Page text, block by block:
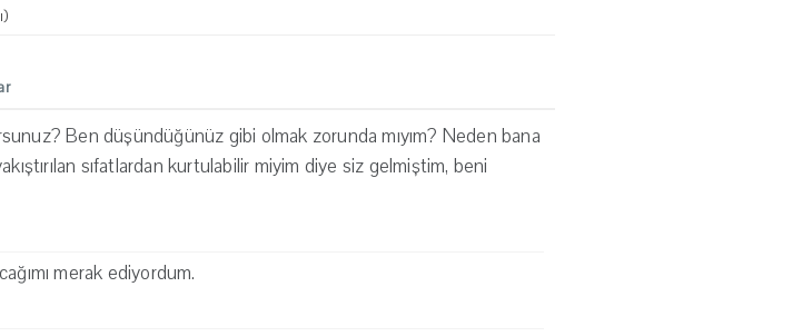
Ben düşündüğünüz gibi olmak zorunda mıyım? Neden bana
sıfatlardan kurtulabilir miyim diye siz gelmiştim, beni
merak ediyordum.